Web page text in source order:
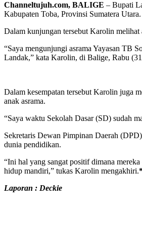
Channeltujuh.com, BALIGE – Bupati
Kabupaten Toba, Provinsi Sumatera Utara.
Dalam kunjungan tersebut Karolin melihat
“Saya mengunjungi asrama Yayasan TB
Landak,” kata Karolin, di Balige, Rabu
Dalam kesempatan tersebut Karolin juga
anak asrama.
“Saya waktu Sekolah Dasar (SD) sudah
Sekretaris Dewan Pimpinan Daerah
dunia pendidikan.
“Ini hal yang sangat positif dimana
hidup mandiri,” tukas Karolin mengakhiri.
Laporan : Deckie